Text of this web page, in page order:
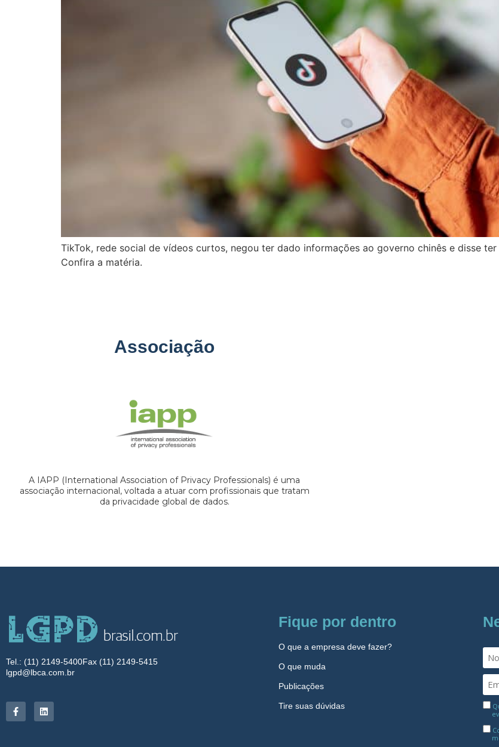
TikTok, rede social de vídeos curtos, negou ter dado informações ao governo chinês e disse
Confira a matéria.
Associação
A IAPP (International Association of Privacy Professionals) é uma
associação internacional, voltada a atuar com profissionais que tratam
da privacidade global de dados.
Tel.: (11) 2149-5400Fax (11) 2149-5415
lgpd@lbca.com.br
Fique por dentro
O que a empresa deve fazer?
O que muda
Publicações
Tire suas dúvidas